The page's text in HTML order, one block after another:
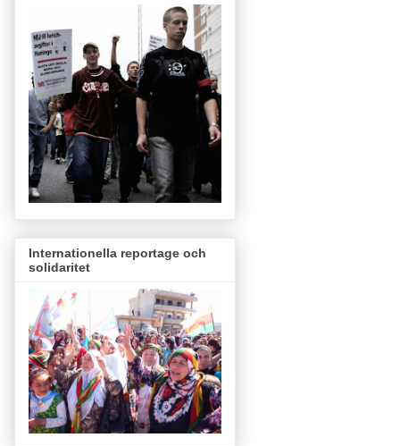
Internationella reportage och
solidaritet